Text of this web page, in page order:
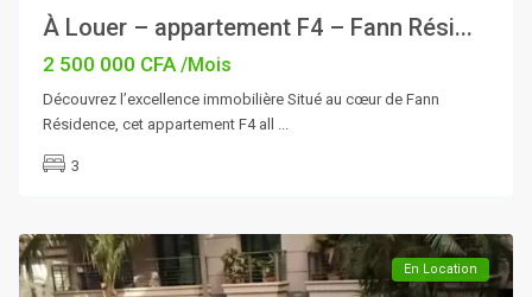
À Louer – appartement F4 – Fann Rési...
2 500 000 CFA/Mois
Découvrez l’excellence immobilière Situé au cœur de Fann
Résidence, cet appartement F4 all
3
En Location